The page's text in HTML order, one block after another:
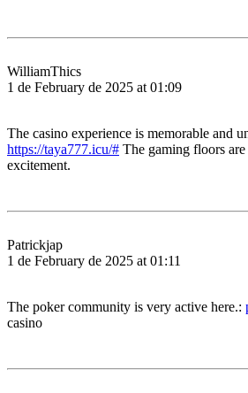
WilliamThics
1 de February de 2025 at 01:09
The casino experience is memorable and
https://taya777.icu/# The gaming floors
excitement.
Patrickjap
1 de February de 2025 at 01:11
The poker community is very active here.:
casino